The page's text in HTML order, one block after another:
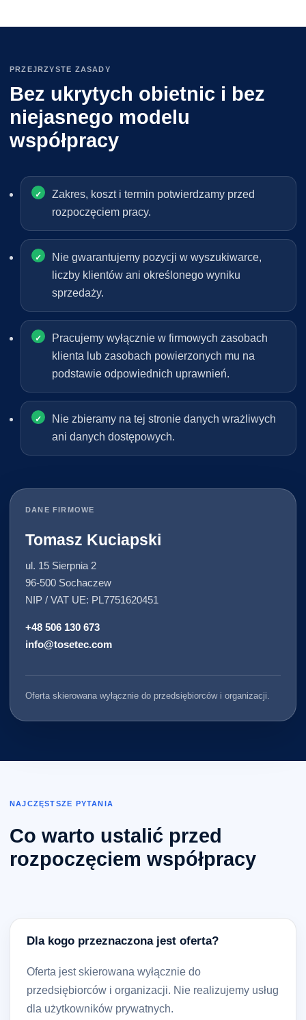
PRZEJRZYSTE ZASADY
Bez ukrytych obietnic i bez
niejasnego modelu
współpracy
Zakres, koszt i termin potwierdzamy przed
rozpoczęciem pracy.
Nie gwarantujemy pozycji w wyszukiwarce,
liczby klientów ani określonego wyniku
sprzedaży.
Pracujemy wyłącznie w firmowych zasobach
klienta lub zasobach powierzonych mu na
podstawie odpowiednich uprawnień.
Nie zbieramy na tej stronie danych wrażliwych
ani danych dostępowych.
DANE FIRMOWE
Tomasz Kuciapski
ul. 15 Sierpnia 2
96-500 Sochaczew
NIP / VAT UE: PL7751620451
+48 506 130 673
info@tosetec.com
Oferta skierowana wyłącznie do przedsiębiorców i organizacji.
NAJCZĘSTSZE PYTANIA
Co warto ustalić przed
rozpoczęciem współpracy
Dla kogo przeznaczona jest oferta?
Oferta jest skierowana wyłącznie do
przedsiębiorców i organizacji. Nie realizujemy usług
dla użytkowników prywatnych.